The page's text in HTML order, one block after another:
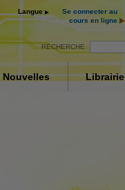
Langue
Se connecter au
cours en ligne
RECHERCHE
Nouvelles Librairie